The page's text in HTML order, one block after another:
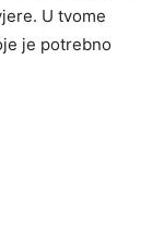
U tvome
je potrebno